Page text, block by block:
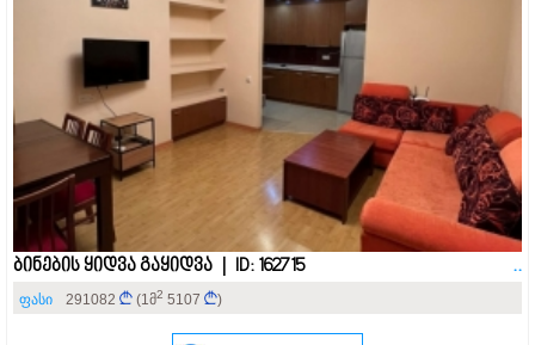
ბინების ყიდვა გაყიდვა | ID: 162715 ..
ფასი 291082 (1მ2 5107 )